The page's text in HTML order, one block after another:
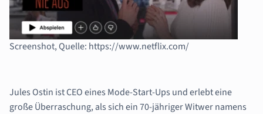
Screenshot, Quelle: https://www.netflix.com/
Jules Ostin ist CEO eines Mode-Start-Ups und erlebt eine
große Überraschung, als sichein 70-jähriger Witwer namens